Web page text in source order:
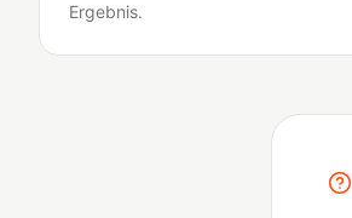
Ergebnis.